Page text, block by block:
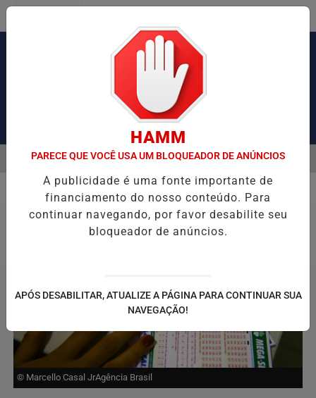
Pesquisar Notícia
DE OBRAS DE TIROLESA NO PÃO DE AÇÚCAR PIX PENSÃO
EM ALTA
MENU
© Marcello Casal JrAgência Brasil
HAMM
PARECE QUE VOCÊ USA UM BLOQUEADOR DE ANÚNCIOS
A publicidade é uma fonte importante de
financiamento do nosso conteúdo. Para
continuar navegando, por favor desabilite seu
bloqueador de anúncios.
APÓS DESABILITAR, ATUALIZE A PÁGINA PARA CONTINUAR SUA
NAVEGAÇÃO!